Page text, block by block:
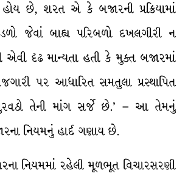
છે, શરત એ કે બજારની પ્રક્રિયામાં
જેવાં બાહ્ય પરિબળો દખલગીરી ન
એવી દૃઢ માન્યતા હતી કે મુક્ત બજારમાં
પર આધારિત સમતુલા પ્રસ્થાપિત
તેની માંગ સર્જે છે.’ – આ તેમનું
નિયમનું હાર્દ ગણાય છે.
નિયમમાં રહેલી મૂળભૂત વિચારસરણી